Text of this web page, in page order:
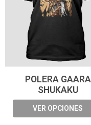
POLERA GAARA
SHUKAKU
VER OPCIONES